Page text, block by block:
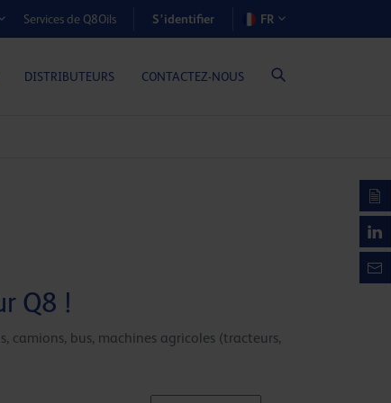
Services de Q8Oils S’identifier FR
DISTRIBUTEURS CONTACTEZ-NOUS
Q8 !
camions, bus, machines agricoles (tracteurs,